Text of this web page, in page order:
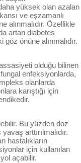
yüksek olan azalan
ve eşzamanlı
alınmalıdır. Özellikle
artan diabetes
önüne alınmalıdır.
olduğu bilinen
enfeksiyonlarda,
olanlarda
karıştığı için
Bu yüzden doz
arttırılmalıdır.
hastalıkların
için kullanılan
açabilir.